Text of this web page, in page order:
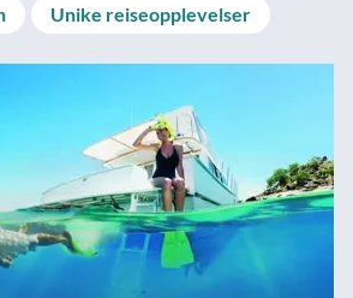
Unike reiseopplevelser